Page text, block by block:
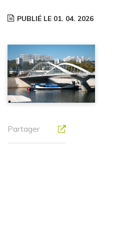
PUBLIÉ LE 01. 04. 2026
Partager